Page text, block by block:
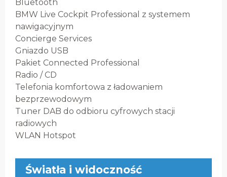
Bluetooth
BMW Live Cockpit Professional z systemem
nawigacyjnym
Concierge Services
Gniazdo USB
Pakiet Connected Professional
Radio / CD
Telefonia komfortowa z ładowaniem
bezprzewodowym
Tuner DAB do odbioru cyfrowych stacji
radiowych
WLAN Hotspot
Światła i widoczność